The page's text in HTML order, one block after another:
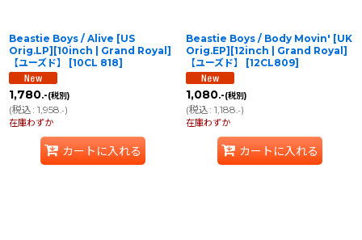
Beastie Boys / Alive [US
Orig.LP][10inch | Grand Royal]
【ユーズド】
[10CL 818]
1,780.-(税別)
(税込: 1,958.-)
在庫わずか
カートに入れる
Beastie Boys / Body Movin' [UK
Orig.EP][12inch | Grand Royal]
【ユーズド】
[12CL809]
1,080.-(税別)
(税込: 1,188.-)
在庫わずか
カートに入れる